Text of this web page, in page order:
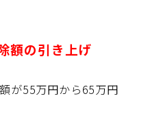
額の引き上げ
が55万円から65万円